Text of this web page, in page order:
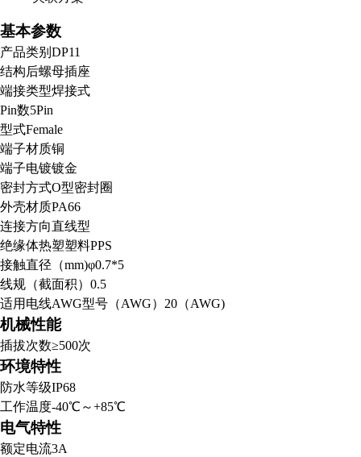
基本参数
产品类别 DP11
结构后螺母插座
端接类型焊接式
Pin数5Pin
型式Female
端子材质铜
端子电镀镀金
密封方式O型密封圈
外壳材质PA66
连接方向直线型
绝缘体热塑塑料PPS
接触直径（mm)φ0.7*5
线规（截面积） 0.5
适用电线AWG型号（AWG） 20（AWG)
机械性能
插拔次数≥500次
环境特性
防水等级IP68
工作温度-40℃～+85℃
电气特性
额定电流3A